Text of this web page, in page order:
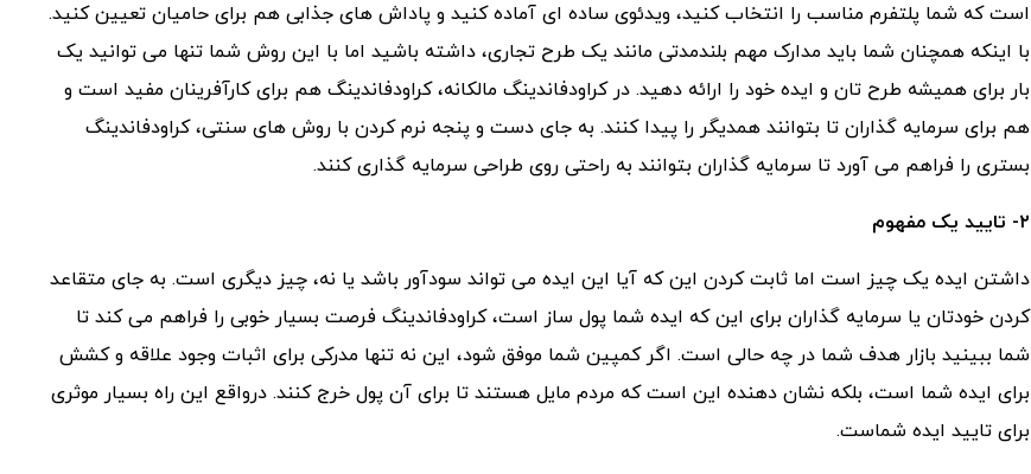
است که شما پلتفرم مناسب را انتخاب کنید، ویدئوی ساده ای آماده کنید و پاداش های جذابی هم برای حامیان تعیین کنید.
با اینکه همچنان شما باید مدارک مهم بلندمدتی مانند یک طرح تجاری، داشته باشید اما با این روش شما تنها می توانید یک
بار برای همیشه طرح تان و ایده خود را ارائه دهید. در کراودفاندینگ مالکانه، کراودفاندینگ هم برای کارآفرینان مفید است و
هم برای سرمایه گذاران تا بتوانند همدیگر را پیدا کنند. به جای دست و پنجه نرم کردن با روش های سنتی، کراودفاندینگ
بستری را فراهم می آورد تا سرمایه گذاران بتوانند به راحتی روی طراحی سرمایه گذاری کنند.
۲- تایید یک مفهوم
داشتن ایده یک چیز است اما ثابت کردن این که آیا این ایده می تواند سودآور باشد یا نه، چیز دیگری است. به جای متقاعد
کردن خودتان یا سرمایه گذاران برای این که ایده شما پول ساز است، کراودفاندینگ فرصت بسیار خوبی را فراهم می کند تا
شما ببینید بازار هدف شما در چه حالی است. اگر کمپین شما موفق شود، این نه تنها مدرکی برای اثبات وجود علاقه و کشش
برای ایده شما است، بلکه نشان دهنده این است که مردم مایل هستند تا برای آن پول خرج کنند. درواقع این راه بسیار موثری
برای تایید ایده شماست.